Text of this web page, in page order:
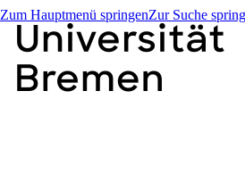
Zum Hauptmenü springenZur Suche